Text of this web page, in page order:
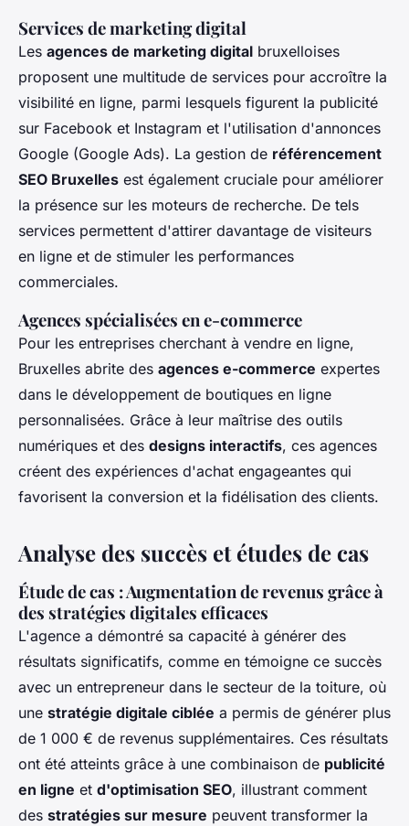
Services de marketing digital
Les agences de marketing digital bruxelloises
proposent une multitude de services pour accroître la
visibilité en ligne, parmi lesquels figurent la publicité
sur Facebook et Instagram et l'utilisation d'annonces
Google (Google Ads). La gestion de référencement
SEO Bruxelles est également cruciale pour améliorer
la présence sur les moteurs de recherche. De tels
services permettent d'attirer davantage de visiteurs
en ligne et de stimuler les performances
commerciales.
Agences spécialisées en e-commerce
Pour les entreprises cherchant à vendre en ligne,
Bruxelles abrite des agences e-commerce expertes
dans le développement de boutiques en ligne
personnalisées. Grâce à leur maîtrise des outils
numériques et des designs interactifs, ces agences
créent des expériences d'achat engageantes qui
favorisent la conversion et la fidélisation des clients.
Analyse des succès et études de cas
Étude de cas : Augmentation de revenus grâce à
des stratégies digitales efficaces
L'agence a démontré sa capacité à générer des
résultats significatifs, comme en témoigne ce succès
avec un entrepreneur dans le secteur de la toiture, où
une stratégie digitale ciblée a permis de générer plus
de 1 000 € de revenus supplémentaires. Ces résultats
ont été atteints grâce à une combinaison de publicité
en ligne et d'optimisation SEO, illustrant comment
des stratégies sur mesure peuvent transformer la